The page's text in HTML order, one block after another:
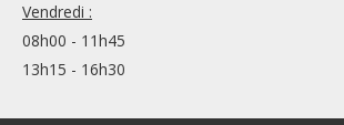
Vendredi :
08h00 - 11h45
13h15 - 16h30